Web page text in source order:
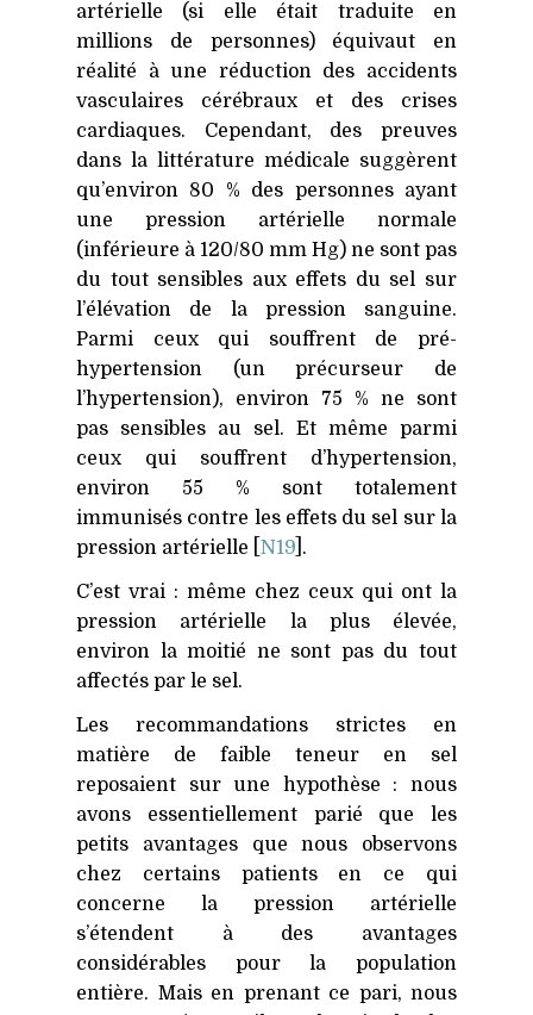
artérielle (si elle était traduite en
millions de personnes) équivaut en
réalité à une réduction des accidents
vasculaires cérébraux et des crises
cardiaques. Cependant, des preuves
dans la littérature médicale suggèrent
qu’environ 80 % des personnes ayant
une pression artérielle normale
(inférieure à 120/80 mm Hg) ne sont pas
du tout sensibles aux effets du sel sur
l’élévation de la pression sanguine.
Parmi ceux qui souffrent de pré-
hypertension (un précurseur de
l’hypertension), environ 75 % ne sont
pas sensibles au sel. Et même parmi
ceux qui souffrent d’hypertension,
environ 55 % sont totalement
immunisés contre les effets du sel sur la
pression artérielle [ N19 ].
C’est vrai : même chez ceux qui ont la
pression artérielle la plus élevée,
environ la moitié ne sont pas du tout
affectés par le sel.
Les recommandations strictes en
matière de faible teneur en sel
reposaient sur une hypothèse : nous
avons essentiellement parié que les
petits avantages que nous observons
chez certains patients en ce qui
concerne la pression artérielle
s’étendent à des avantages
considérables pour la population
entière. Mais en prenant ce pari, nous